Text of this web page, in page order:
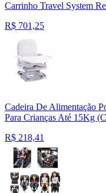
Carrinho Travel System
R$ 701,25
Cadeira De Alimentação
Para Crianças Até 15Kg
R$ 218,41